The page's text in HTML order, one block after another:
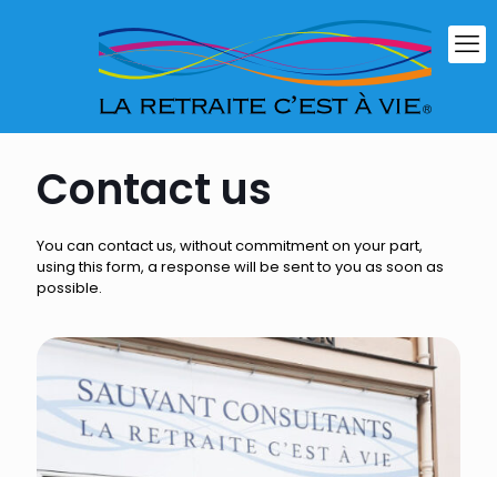
Contact us
You can contact us, without commitment on your part,
using this form, a response will be sent to you as soon as
possible.